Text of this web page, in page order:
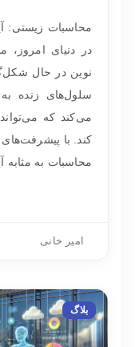
محاسبات زیستی:
در دنیای
نوین در حال
سلول‌های زنده به
می‌کند که
کند. با پیشرفت‌های
محاسبات به مثابه
امیر خانی
بلاگ